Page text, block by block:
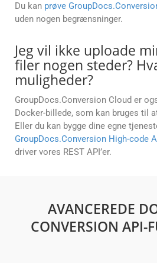
Du kan prøve
uden nogen begrænsninger.
Jeg vil ikke uploade
filer nogen steder?
muligheder?
GroupDocs.Conversion Cloud er
Docker-billede, som kan bruges til
Eller du kan bygge dine egne
GroupDocs.Conversion High-code
driver vores REST API’er.
AVANCEREDE
CONVERSION API-